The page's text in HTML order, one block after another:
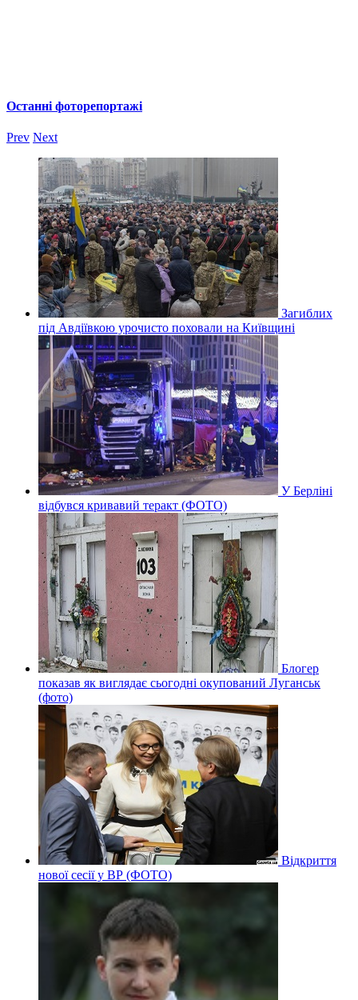
Останні фоторепортажі
Prev Next
Загиблих
під Авдіївкою урочисто поховали на Київщині
У Берліні
відбувся кривавий теракт (ФОТО)
Блогер
показав як виглядає сьогодні окупований Луганськ
(фото)
Відкриття
нової сесії у ВР (ФОТО)